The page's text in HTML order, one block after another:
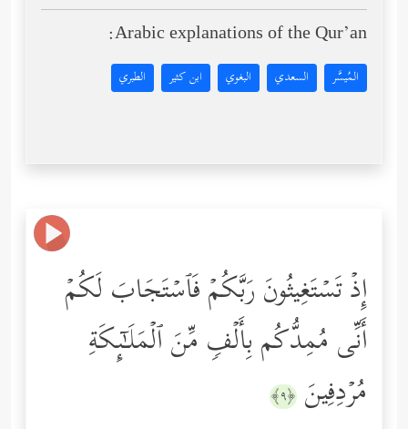
Arabic explanations of the Qur’an:
المُيسَّر السعدي البغوي ابن كثير الطبري
إِذۡ تَسۡتَغِیثُونَ رَبَّكُمۡ فَٱسۡتَجَابَ لَكُمۡ
أَنِّی مُمِدُّكُم بِأَلۡفࣲ مِّنَ ٱلۡمَلَـٰۤىِٕكَةِ
مُرۡدِفِینَ ﴿٩﴾